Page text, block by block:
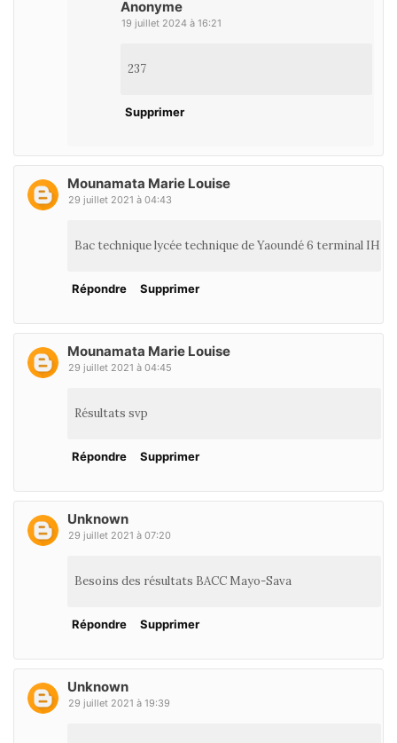
Anonyme
19 juillet 2024 à 16:21
237
Supprimer
Mounamata Marie Louise
29 juillet 2021 à 04:43
Bac technique lycée technique de Yaoundé 6 terminal IH
Répondre Supprimer
Mounamata Marie Louise
29 juillet 2021 à 04:45
Résultats svp
Répondre Supprimer
Unknown
29 juillet 2021 à 07:20
Besoins des résultats BACC Mayo-Sava
Répondre Supprimer
Unknown
29 juillet 2021 à 19:39